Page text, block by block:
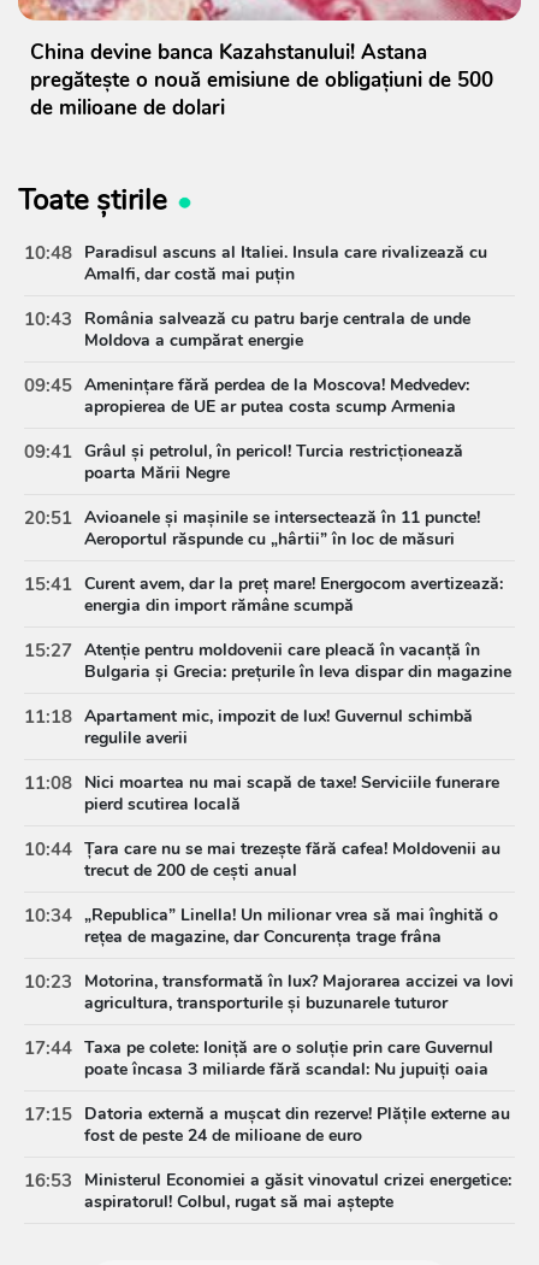
China devine banca Kazahstanului! Astana
pregătește o nouă emisiune de obligațiuni de 500
de milioane de dolari
Toate știrile
10:48 Paradisul ascuns al Italiei. Insula care rivalizează cu
Amalfi, dar costă mai puțin
10:43
România salvează cu patru barje centrala de unde
Moldova a cumpărat energie
09:45 Amenințare fără perdea de la Moscova! Medvedev:
apropierea de UE ar putea costa scump Armenia
09:41 Grâul și petrolul, în pericol! Turcia restricționează
poarta Mării Negre
20:51 Avioanele și mașinile se intersectează în 11 puncte!
Aeroportul răspunde cu „hârtii” în loc de măsuri
15:41 Curent avem, dar la preț mare! Energocom avertizează:
energia din import rămâne scumpă
15:27 Atenție pentru moldovenii care pleacă în vacanță în
Bulgaria și Grecia: prețurile în leva dispar din magazine
11:18 Apartament mic, impozit de lux! Guvernul schimbă
regulile averii
11:08 Nici moartea nu mai scapă de taxe! Serviciile funerare
pierd scutirea locală
10:44 Țara care nu se mai trezește fără cafea! Moldovenii au
trecut de 200 de cești anual
10:34 „Republica” Linella! Un milionar vrea să mai înghită o
rețea de magazine, dar Concurența trage frâna
10:23
Motorina, transformată în lux? Majorarea accizei va lovi
agricultura, transporturile și buzunarele tuturor
17:44 Taxa pe colete: Ioniță are o soluție prin care Guvernul
poate încasa 3 miliarde fără scandal: Nu jupuiți oaia
17:15 Datoria externă a mușcat din rezerve! Plățile externe au
fost de peste 24 de milioane de euro
16:53
Ministerul Economiei a găsit vinovatul crizei energetice:
aspiratorul! Colbul, rugat să mai aștepte